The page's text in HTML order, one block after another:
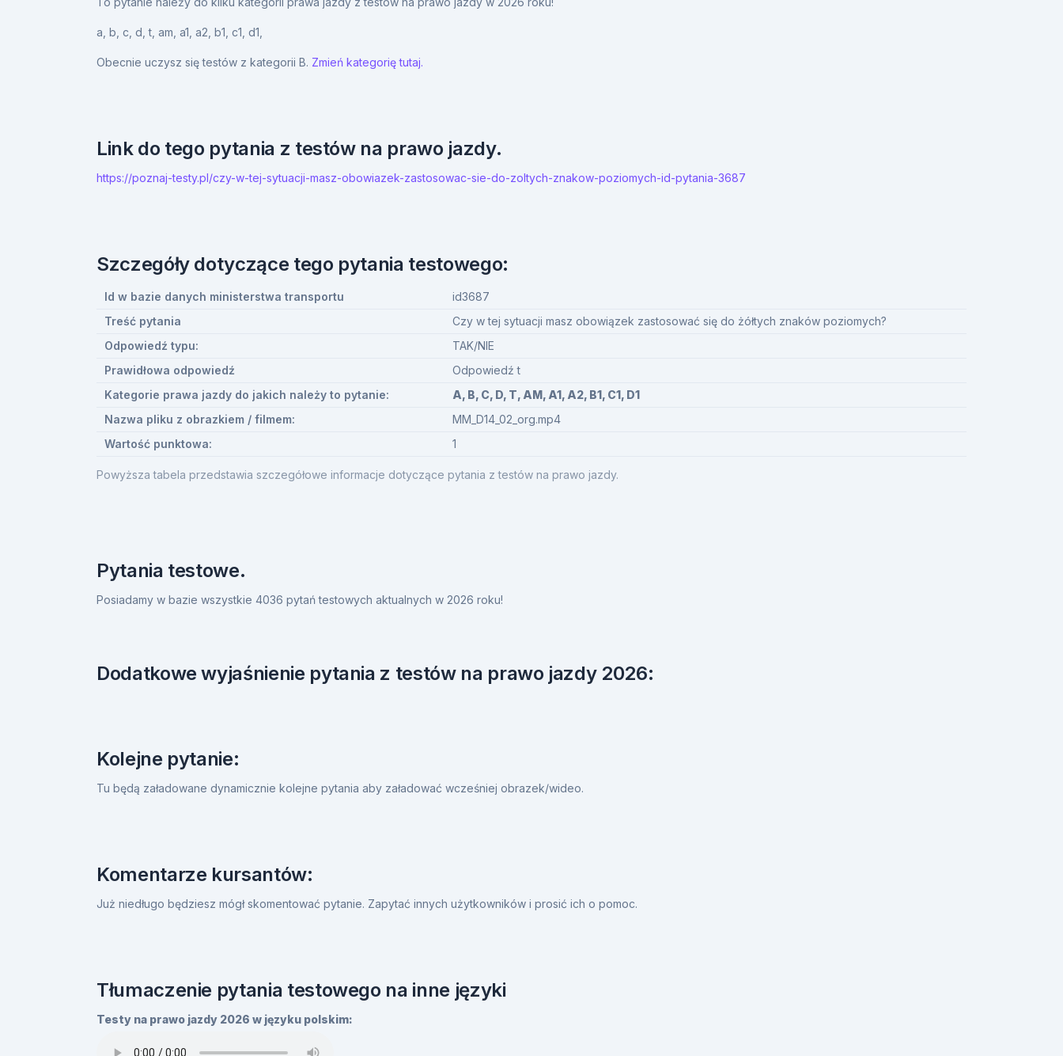
a, b, c, d,t, am, a1, a2, b1, c1, d1,
Obecnie uczysz się testów z kategorii B. Zmień kategorię tutaj.
Link do tego pytania z testów na prawo jazdy.
https://poznaj-testy.pl/czy-w-tej-sytuacji-masz-obowiazek-zastosowac-sie-do-zoltych-znakow-poziomych-id-pytania-3687
Szczegóły dotyczące tego pytania testowego:
Powyższa tabela przedstawia szczegółowe informacje dotyczące pytania z testów na prawo jazdy.
Id w bazie danych ministerstwa transportu
id3687
Treść pytania
Czy w tej sytuacji masz obowiązek zastosować się do żółtych znaków poziomych?
Odpowiedź typu:
TAK/NIE
Prawidłowa odpowiedź
Odpowiedź t
Kategorie prawa jazdy do jakich należy to pytanie:
A, B, C, D, T, AM, A1, A2, B1, C1, D1
Nazwa pliku z obrazkiem / filmem:
MM_D14_02_org.mp4
Wartość punktowa:
1
Pytania testowe.
Posiadamy w bazie wszystkie 4036 pytań testowych aktualnych w 2026 roku!
Dodatkowe wyjaśnienie pytania z testów na prawo jazdy 2026:
Kolejne pytanie:
Tu będą załadowane dynamicznie kolejne pytania aby załadować wcześniej obrazek/wideo.
Komentarze kursantów:
Już niedługo będziesz mógł skomentować pytanie. Zapytać innych użytkowników i prosić ich o pomoc.
Tłumaczenie pytania testowego na inne języki
Testy na prawo jazdy 2026 w języku polskim: